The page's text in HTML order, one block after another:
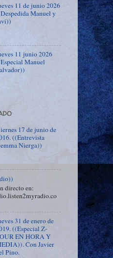
11 de junio 2026
Manuel y
11 junio 2026
Manuel
17 de junio de
((Entrevista
Nierga))
directo en:
31 de enero de
((Especial Z-
EN HORA Y
Con Javier
Pino.